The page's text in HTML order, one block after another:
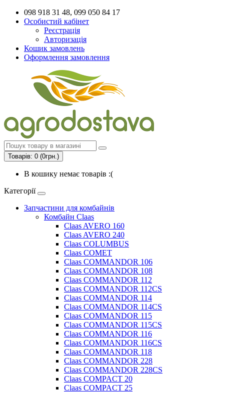
098 918 31 48, 099 050 84 17
Особистий кабінет
Реєстрація
Авторизація
Кошик замовлень
Оформлення замовлення
Товарів: 0 (0грн.)
В кошику немає товарів :(
Категорії
Запчастини для комбайнів
Комбайн Claas
Claas AVERO 160
Claas AVERO 240
Claas COLUMBUS
Claas COMET
Claas COMMANDOR 106
Claas COMMANDOR 108
Claas COMMANDOR 112
Claas COMMANDOR 112CS
Claas COMMANDOR 114
Claas COMMANDOR 114CS
Claas COMMANDOR 115
Claas COMMANDOR 115CS
Claas COMMANDOR 116
Claas COMMANDOR 116CS
Claas COMMANDOR 118
Claas COMMANDOR 228
Claas COMMANDOR 228CS
Claas COMPACT 20
Claas COMPACT 25